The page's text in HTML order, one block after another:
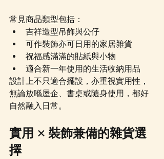
常見商品類型包括：
吉祥造型吊飾與公仔
可作裝飾亦可日用的家居雜貨
祝福感滿滿的貼紙與小物
適合新一年使用的生活收納用品
設計上不只適合擺設，亦重視實用性，
無論放喺屋企、書桌或隨身使用，都好
自然融入日常。
實用 × 裝飾兼備的雜貨選
擇